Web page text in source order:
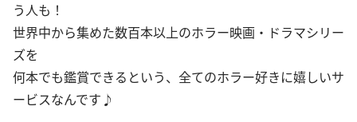
う人も！
世界中から集めた数百本以上のホラー映画・ドラマシリー
ズを
何本でも鑑賞できるという、全てのホラー好きに嬉しいサ
ービスなんです♪